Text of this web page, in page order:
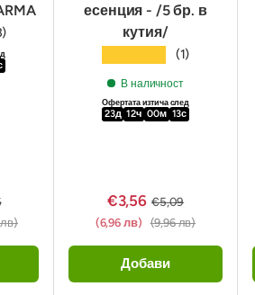
есенция - /5 бр. в
кутия/
(1)
В наличност
Офертата изтича след
23д 12ч 00м 11с
€3,56 €5,09
(6,96 лв) (9,96 лв)
Добави